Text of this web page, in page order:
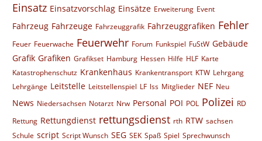
Einsatz Einsatzvorschlag Einsätze Erweiterung Event
Fahrzeug Fahrzeuge Fahrzeuggrafik Fahrzeuggrafiken Fehler
Feuer Feuerwache Feuerwehr Forum Funkspiel FuStW Gebäude
Grafik Grafiken Grafikset Hamburg Hessen Hilfe HLF Karte
Katastrophenschutz Krankenhaus Krankentransport KTW Lehrgang
Lehrgänge Leitstelle Leitstellenspiel LF lss Mitglieder NEF Neu
News Niedersachsen Notarzt Nrw Personal POI POL Polizei RD
Rettung Rettungdienst rettungsdienst rth RTW sachsen
Schule script Script Wunsch SEG SEK Spaß Spiel Sprechwunsch